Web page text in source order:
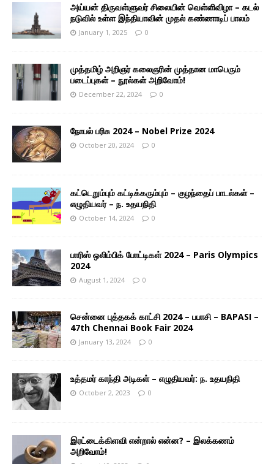
அய்யன் திருவள்ளுவர் சிலையின் வெள்ளிவிழா – கடல்
நடுவில் உள்ள இந்தியாவின் முதல் கண்ணாடிப் பாலம்
January 1, 2025 0
முத்தமிழ் அறிஞர் கலைஞரின் முத்தான மாபெரும்
படைப்புகள் – நூல்கள் அறிவோம்!
December 22, 2024 0
நோபல் பரிசு 2024 – Nobel Prize 2024
October 20, 2024 0
கட்டெறும்பும் கட்டிக்கரும்பும் – குழந்தைப் பாடல்கள் –
எழுதியவர் – ந. உதயநிதி
October 14, 2024 0
பாரிஸ் ஒலிம்பிக் போட்டிகள் 2024 – Paris Olympics
2024
August 1, 2024 0
சென்னை புத்தகக் காட்சி 2024 – பபாசி – BAPASI –
47th Chennai Book Fair 2024
January 13, 2024 0
உத்தமர் காந்தி அடிகள் – எழுதியவர்: ந. உதயநிதி
October 2, 2023 0
இரட்டைக்கிளவி என்றால் என்ன? – இலக்கணம்
அறிவோம்!